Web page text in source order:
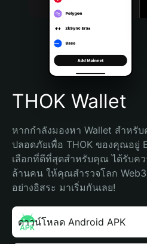
Português (Brasil)
Español (Argentina)
THOK Wallet
หากกำลังมองหา Wallet สำหรั
ปลอดภัยเพื่อ THOK ของคุณอยู่
เลือกที่ดีที่สุดสำหรับคุณ ได้รับคว
ล้านคน ให้คุณสำรวจโลก
อย่างอิสระ มาเริ่มกันเลย!
ดาวน์โหลด Android APK